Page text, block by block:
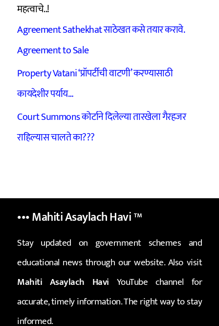
महत्वाचे..!
Agreement Sathekhat साठेखत कसे तयार करावे.
Agreement to Sale
Property Vatani ‘प्रॉपर्टीची वाटणी’ करण्यासाठी
कायदेशीर पर्याय…
Court Summons कोर्टाने दिलेल्या तारखेला गैरहजर
राहिल्यास चालते का???
••• Mahiti Asaylach Havi™
Stay updated on government schemes and
educational news through our website. Also visit
Mahiti Asaylach Havi YouTube channel for
accurate, timely information. The right way to stay
informed.